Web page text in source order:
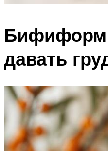
Бифиформ
давать